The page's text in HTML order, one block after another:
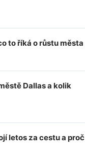
to říká o růstu města
Dallas a kolik
letos za cestu a proč